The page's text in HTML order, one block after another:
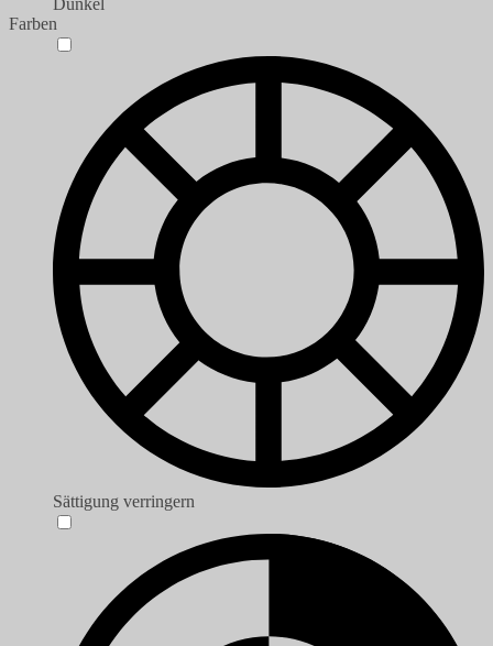
Dunkel
Farben
Sättigung verringern